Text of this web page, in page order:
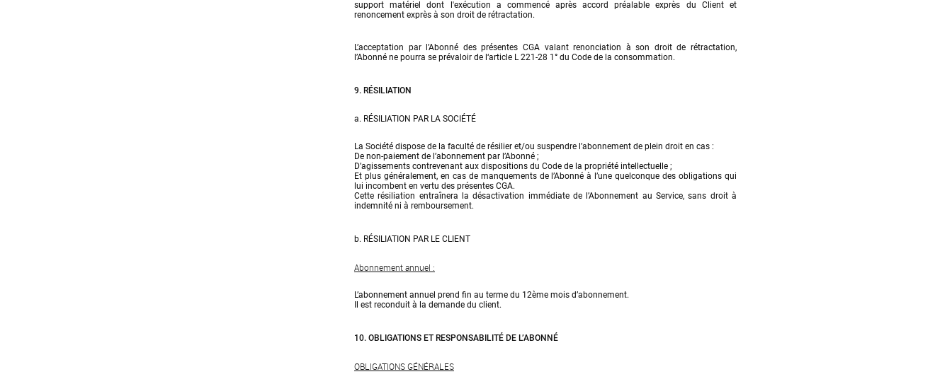
support matériel dont l'exécution a commencé après accord préalable exprès du Client et
renoncement exprès à son droit de rétractation.
L’acceptation par l’Abonné des présentes CGA valant renonciation à son droit de rétractation,
l’Abonné ne pourra se prévaloir de l‘article L 221-28 1° du Code de la consommation.
9. RÉSILIATION
a. RÉSILIATION PAR LA SOCIÉTÉ
La Société dispose de la faculté de résilier et/ou suspendre l’abonnement de plein droit en cas :
De non-paiement de l’abonnement par l’Abonné ;
D’agissements contrevenant aux dispositions du Code de la propriété intellectuelle ;
Et plus généralement, en cas de manquements de l’Abonné à l’une quelconque des obligations qui
lui incombent en vertu des présentes CGA.
Cette résiliation entraînera la désactivation immédiate de l’Abonnement au Service, sans droit à
indemnité ni à remboursement.
b. RÉSILIATION PAR LE CLIENT
Abonnement annuel :
L’abonnement annuel prend fin au terme du 12ème mois d’abonnement.
Il est reconduit à la demande du client.
10. OBLIGATIONS ET RESPONSABILITÉ DE L’ABONNÉ
OBLIGATIONS GÉNÉRALES